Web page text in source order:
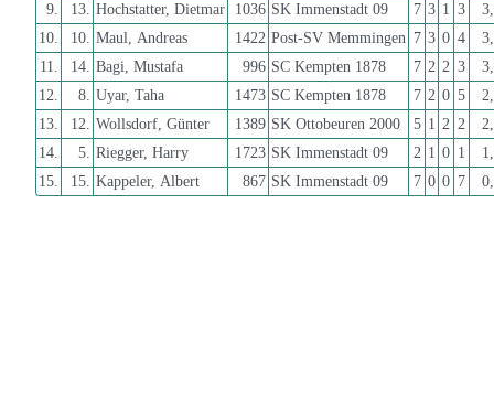
9.
13. Hochstatter, Dietmar 1036 SK Immenstadt 09 7 3 1 3
10.
10. Maul, Andreas 1422 Post-SV Memmingen 7 3 0 4
11.
14. Bagi, Mustafa 996 SC Kempten 1878 7 2 2 3
12.
8. Uyar, Taha 1473 SC Kempten 1878 7 2 0 5
13.
12. Wollsdorf, Günter 1389 SK Ottobeuren 2000 5 1 2 2
14.
5. Riegger, Harry 1723 SK Immenstadt 09 2 1 0 1
15.
15. Kappeler, Albert 867 SK Immenstadt 09 7 0 0 7